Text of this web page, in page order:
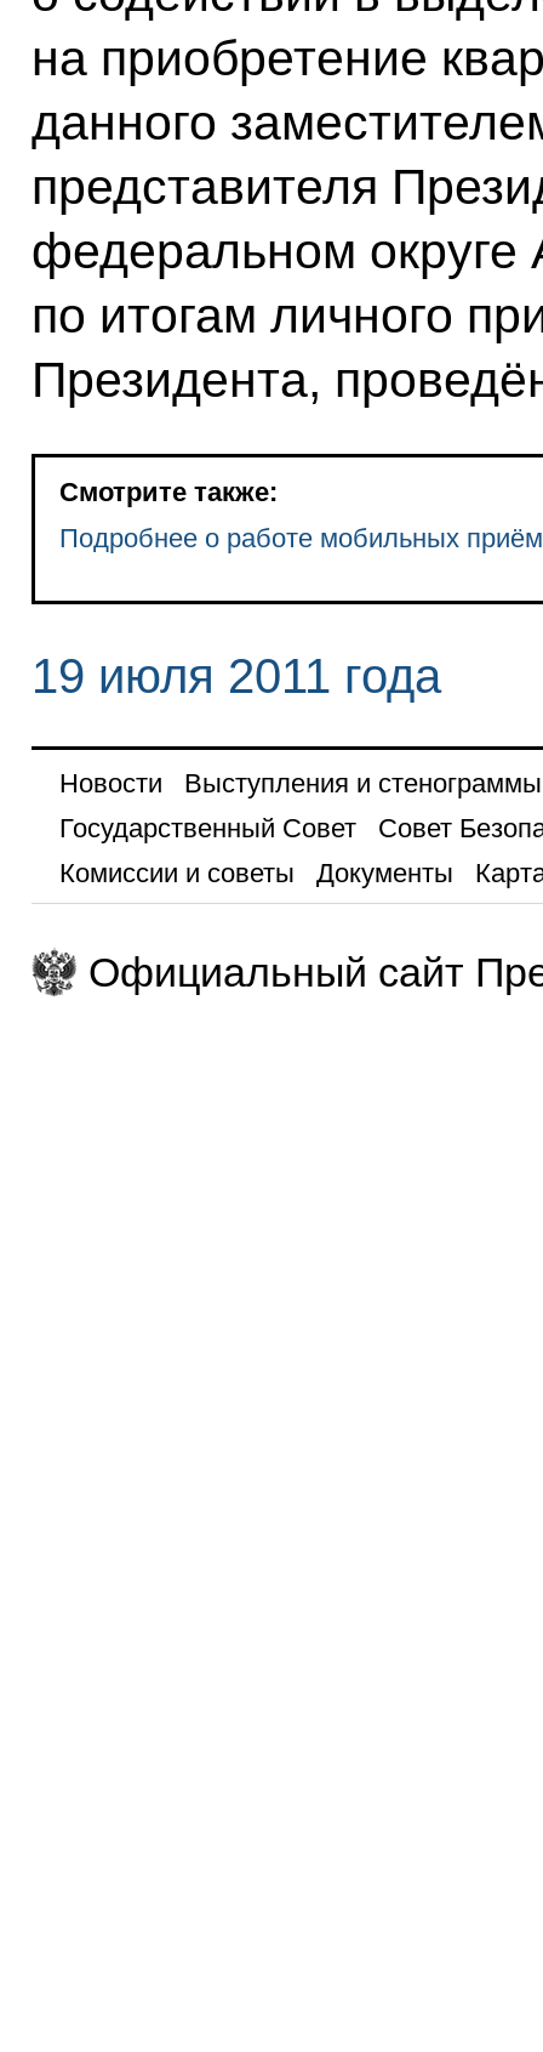
на приобретение
данного
представителя
федеральном
по итогам личного
Президента,
Смотрите также:
Подробнее о работе мобильных
19 июля 2011 года
Новости
Выступления и стенограммы
Государственный Совет
Совет
Комиссии и советы
Документы
Официальный сайт